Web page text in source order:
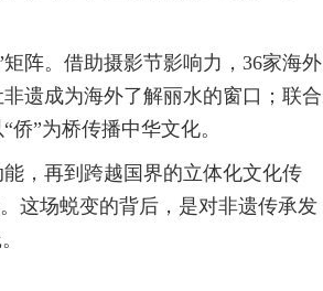
阵。借助摄影节影响力，36家海外
遗成为海外了解丽水的窗口；联合
”为桥传播中华文化。
，再到跨越国界的立体化文化传
这场蜕变的背后，是对非遗传承发